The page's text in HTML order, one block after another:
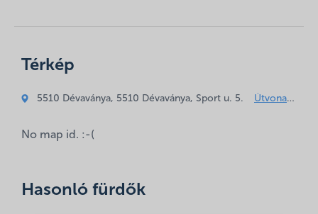
és gyógyítására alkalmas.
mezőket*karakterrel jelöltük
Hozzászólás*
Térkép
5510 Dévaványa, 5510 Dévaványa, Sport u. 5. Útvonaltervezés ide
No map id. :-(
Hasonló fürdők